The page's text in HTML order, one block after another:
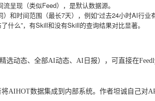
呈现（类似Feed），是默认数据源。
和时间范围（最长7天），例如“过去24小时AI行业
什么”，有Skill和没有Skill的查询结果对比显著。
选动态、全部AI动态、AI日报），可直接在
AIHOT数据集成到内部系统。作者坦诚自己对